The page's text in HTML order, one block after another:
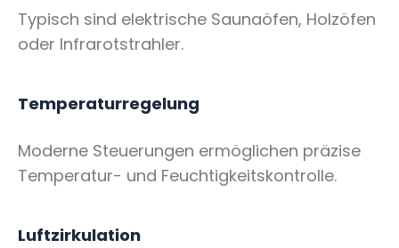
Typisch sind elektrische Saunaöfen, Holzöfen
oder Infrarotstrahler.
Temperaturregelung
Moderne Steuerungen ermöglichen präzise
Temperatur- und Feuchtigkeitskontrolle.
Luftzirkulation